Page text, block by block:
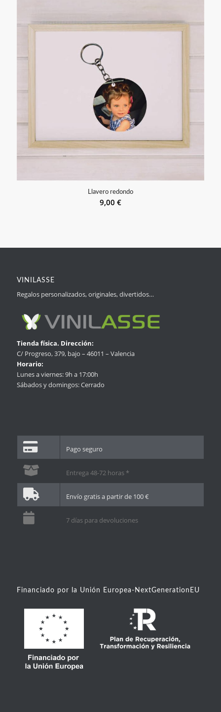
Llavero redondo
9,00 €
VINILASSE
Regalos personalizados, originales, divertidos…
Tienda física. Dirección:
C/ Progreso, 379, bajo – 46011 – Valencia
Horario:
Lunes a viernes: 9h a 17:00h
Sábados y domingos: Cerrado
Pago seguro
Entrega 48-72 horas *
Envío gratis a partir de 100 €
7 días para devoluciones
Financiado por la Unión Europea-NextGenerationEU